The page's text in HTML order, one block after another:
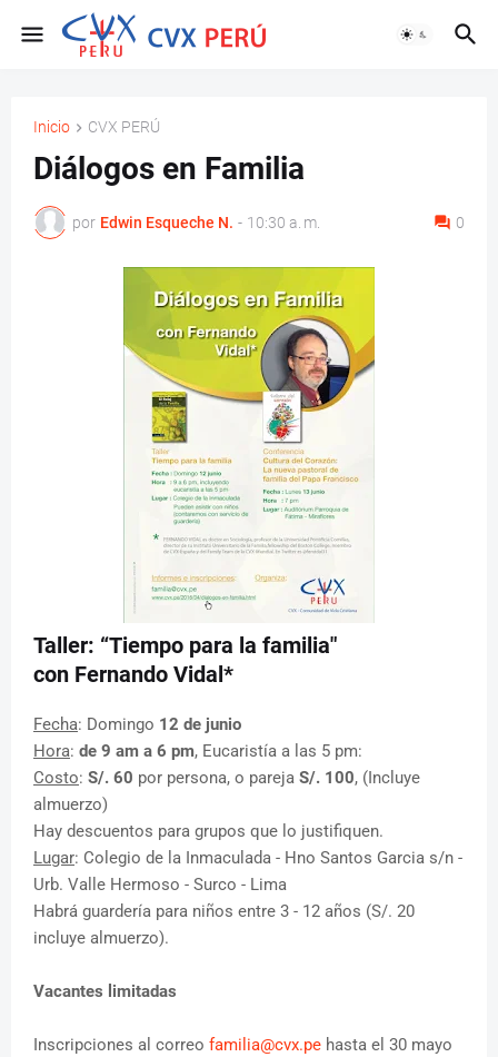
Inicio CVX PERÚ
Diálogos en Familia
por Edwin Esqueche N. - 10:30 a. m. 0
Taller: “Tiempo para la familia"
con Fernando Vidal*
Fecha: Domingo 12 de junio
Hora: de 9 am a 6 pm, Eucaristía a las 5 pm:
Costo: S/. 60 por persona, o pareja S/. 100, (Incluye
almuerzo)
Hay descuentos para grupos que lo justifiquen.
Lugar: Colegio de la Inmaculada - Hno Santos Garcia s/n -
Urb. Valle Hermoso - Surco - Lima
Habrá guardería para niños entre 3 - 12 años (S/. 20
incluye almuerzo).
Vacantes limitadas
Inscripciones al correo familia@cvx.pe hasta el 30 mayo